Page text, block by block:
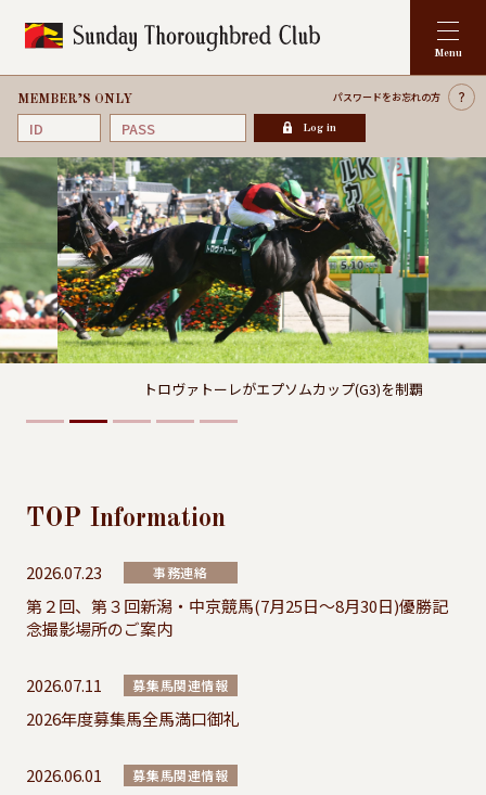
MEMBER’S ONLY
Log in
パスワードをお忘れの方
トロヴァトーレがエプソムカップ(G3)を制覇
TOP Information
2026.07.23 事務連絡
第２回、第３回新潟・中京競馬(7月25日～8月30日)優勝記
念撮影場所のご案内
2026.07.11 募集馬関連情報
2026年度募集馬全馬満口御礼
2026.06.01 募集馬関連情報